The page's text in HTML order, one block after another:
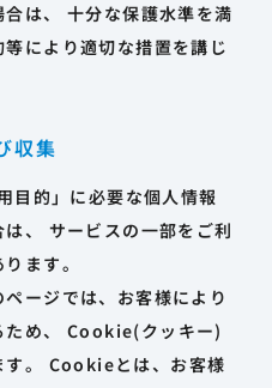
は、 十分な保護水準を満
により適切な措置を講じ
収集
目的」に必要な個人情報
、 サービスの一部をご利
ます。
ージでは、お客様により
ため、 Cookie(クッキー)
す。 Cookieとは、お客様